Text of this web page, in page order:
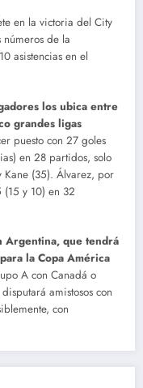
en la victoria del City
números de la
asistencias en el
los ubica entre
grandes ligas
puesto con 27 goles
en 28 partidos, solo
(35). Álvarez, por
(15 y 10) en 32
Argentina, que tendrá
la Copa América
A con Canadá o
amistosos con
con